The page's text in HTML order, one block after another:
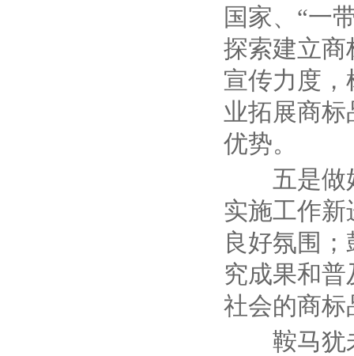
国家、 “一
探索建立商
宣传力度
业拓展商
优势。
五是做
实施工作
良好氛围
究成果和
社会的商标
鞍马犹